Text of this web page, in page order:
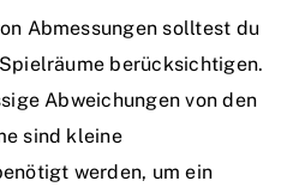
Abmessungen solltest du
berücksichtigen.
Abweichungen von den
sind kleine
werden, um ein